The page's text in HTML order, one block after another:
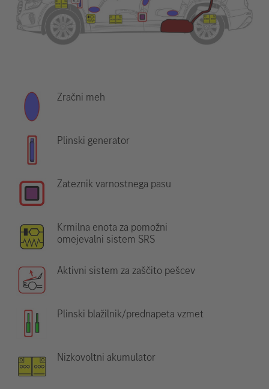
Zračni meh
Plinski generator
Zateznik varnostnega pasu
Krmilna enota za pomožni
omejevalni sistem SRS
Aktivni sistem za zaščito pešcev
Plinski blažilnik/prednapeta vzmet
Nizkovoltni akumulator